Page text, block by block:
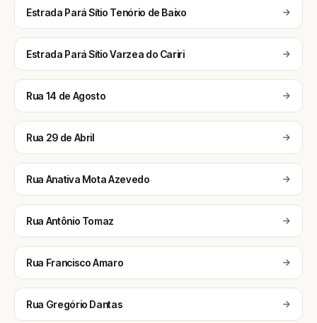
Estrada Pará Sítio Tenório de Baixo
Estrada Pará Sítio Varzea do Cariri
Rua 14 de Agosto
Rua 29 de Abril
Rua Anativa Mota Azevedo
Rua Antônio Tomaz
Rua Francisco Amaro
Rua Gregório Dantas